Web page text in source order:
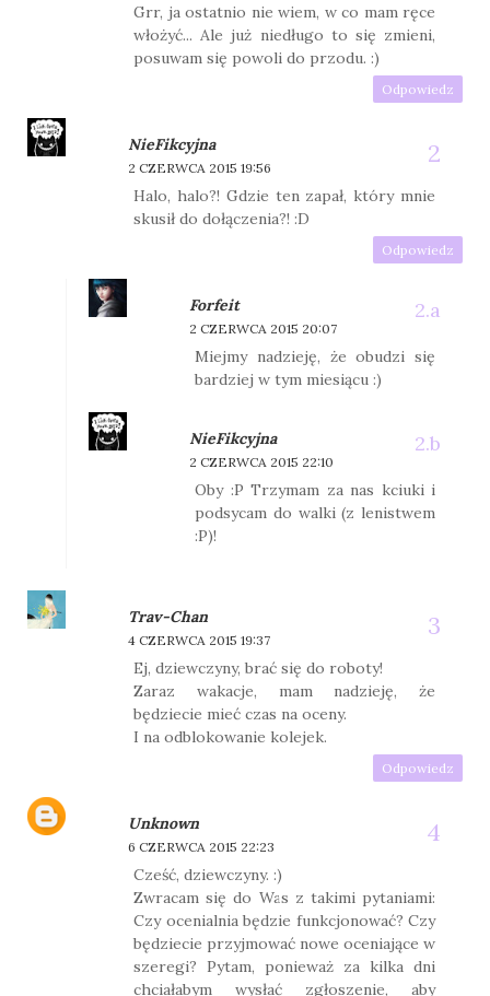
Grr, ja ostatnio nie wiem, w co mam ręce
włożyć... Ale już niedługo to się zmieni,
posuwam się powoli do przodu. :)
Odpowiedz
NieFikcyjna
2 CZERWCA 2015 19:56
Halo, halo?! Gdzie ten zapał, który mnie
skusił do dołączenia?! :D
Odpowiedz
Forfeit
2 CZERWCA 2015 20:07
Miejmy nadzieję, że obudzi się
bardziej w tym miesiącu :)
NieFikcyjna
2 CZERWCA 2015 22:10
Oby :P Trzymam za nas kciuki i
podsycam do walki (z lenistwem
:P)!
Trav-Chan
4 CZERWCA 2015 19:37
Ej, dziewczyny, brać się do roboty!
Zaraz wakacje, mam nadzieję, że
będziecie mieć czas na oceny.
I na odblokowanie kolejek.
Odpowiedz
Unknown
6 CZERWCA 2015 22:23
Cześć, dziewczyny. :)
Zwracam się do Was z takimi pytaniami:
Czy ocenialnia będzie funkcjonować? Czy
będziecie przyjmować nowe oceniające w
szeregi? Pytam, ponieważ za kilka dni
chciałabym wysłać zgłoszenie, aby